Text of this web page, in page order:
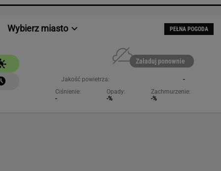
Wybierz miasto PEŁNA POGODA
Załaduj ponownie
Jakość powietrza:
-
Ciśnienie:
-
Opady:
-%
Zachmurzenie:
-%